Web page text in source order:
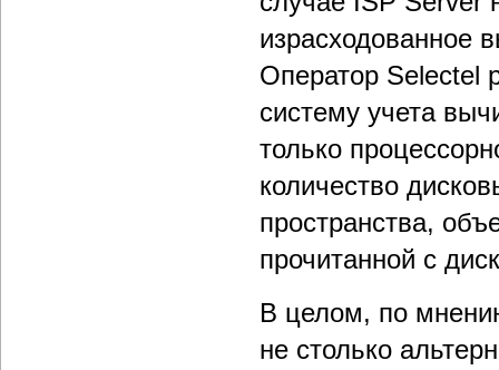
израсходованное
Оператор Selectel
систему учета
только
количество
пространства,
прочитанной с
В целом, по
не столько